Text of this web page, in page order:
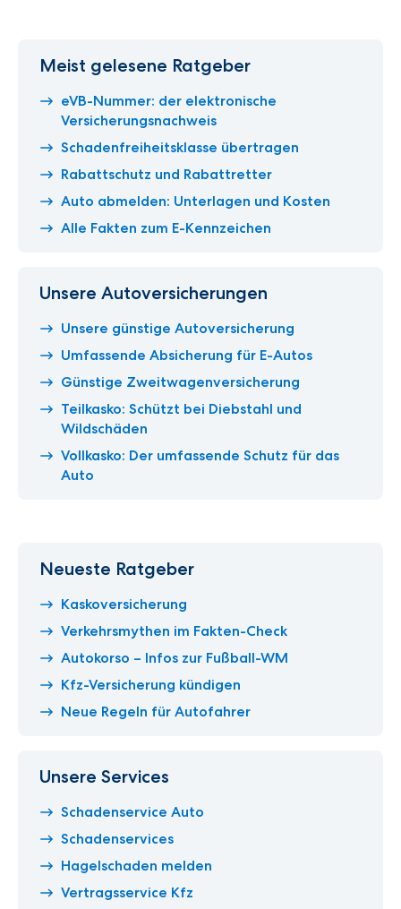
Meist gelesene Ratgeber
eVB-Nummer: der elektronische
Versicherungsnachweis
Schadenfreiheitsklasse übertragen
Rabattschutz und Rabattretter
Auto abmelden: Unterlagen und Kosten
Alle Fakten zum E-Kennzeichen
Unsere Autoversicherungen
Unsere günstige Autoversicherung
Umfassende Absicherung für E-Autos
Günstige Zweitwagenversicherung
Teilkasko: Schützt bei Diebstahl und
Wildschäden
Vollkasko: Der umfassende Schutz für das
Auto
Neueste Ratgeber
Kaskoversicherung
Verkehrsmythen im Fakten-Check
Autokorso – Infos zur Fußball-WM
Kfz-Versicherung kündigen
Neue Regeln für Autofahrer
Unsere Services
Schadenservice Auto
Schadenservices
Hagelschaden melden
Vertragsservice Kfz